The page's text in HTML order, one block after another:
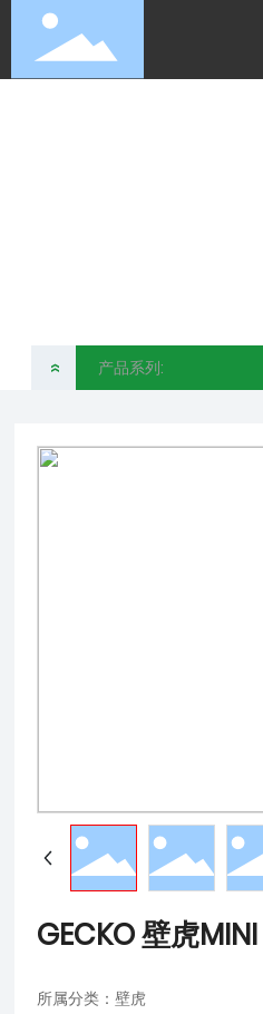
产品系列:
»
GECKO 壁虎MINI
所属分类：壁虎